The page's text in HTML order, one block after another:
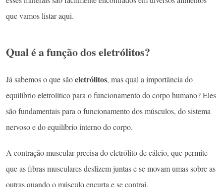
que vamos listar aqui.
Qual é a função dos eletrólitos?
Já sabemos o que sãoeletrólitos, mas qual a importância do
equilíbrio eletrolítico para o funcionamento do corpo humano? Eles
são fundamentais para o funcionamento dos músculos, do sistema
nervoso e do equilíbrio interno do corpo.
A contração muscular precisa do eletrólito de cálcio, que permite
que as fibras musculares deslizem juntas e se movam umas sobre as
outras quando o músculo encurta e se contrai.